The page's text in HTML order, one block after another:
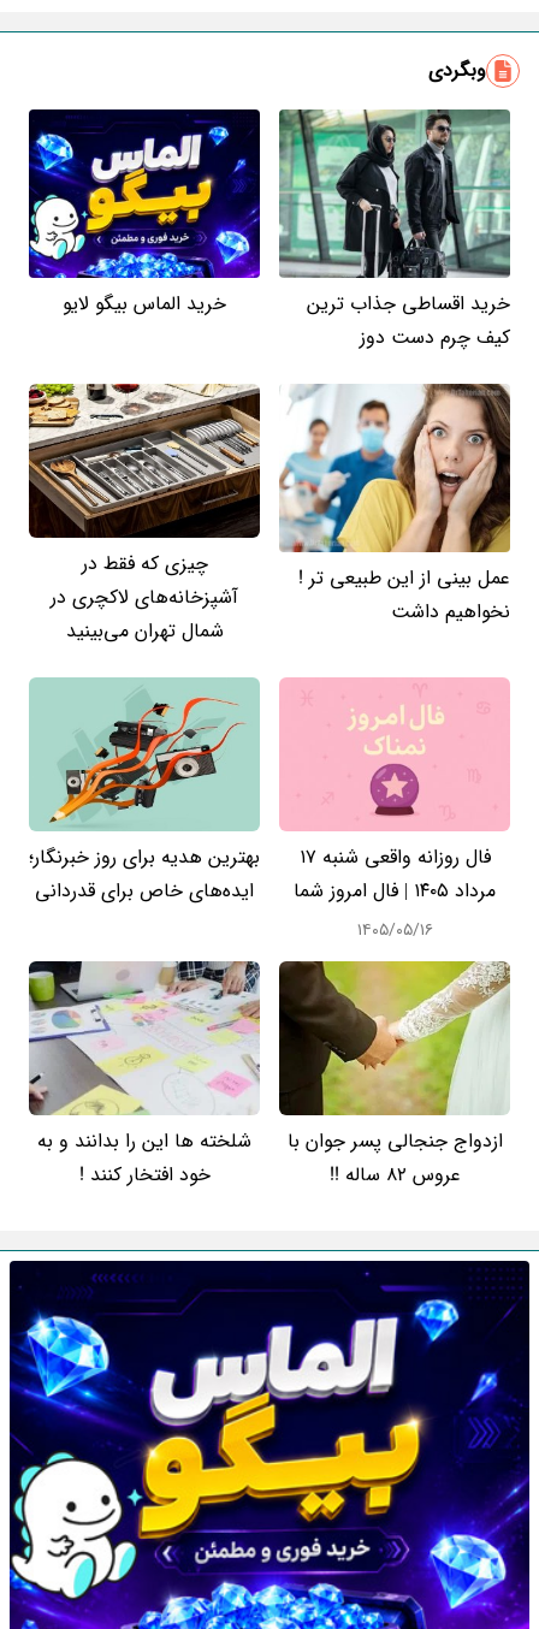
وبگردی
خرید اقساطی جذاب ترین
کیف چرم دست دوز
خرید الماس بیگو لایو
عمل بینی از این طبیعی تر !
نخواهیم داشت
چیزی که فقط در
آشپزخانه‌های لاکچری در
شمال تهران می‌بینید
فال روزانه واقعی شنبه ۱۷
مرداد ۱۴۰۵ | فال امروز شما
۱۴۰۵/۰۵/۱۶
بهترین هدیه برای روز خبرنگار؛
ایده‌های خاص برای قدردانی
ازدواج جنجالی پسر جوان با
عروس 82 ساله !!
شلخته ها این را بدانند و به
خود افتخار کنند !